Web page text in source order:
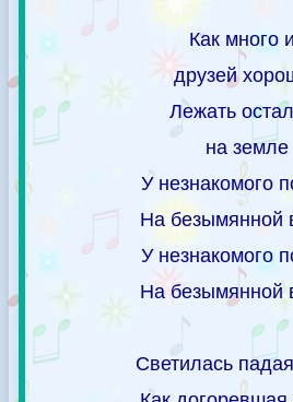
Как много
друзей
Лежать
на земле
У незнакомого
На безымянной
У незнакомого
На безымянной
Светилась